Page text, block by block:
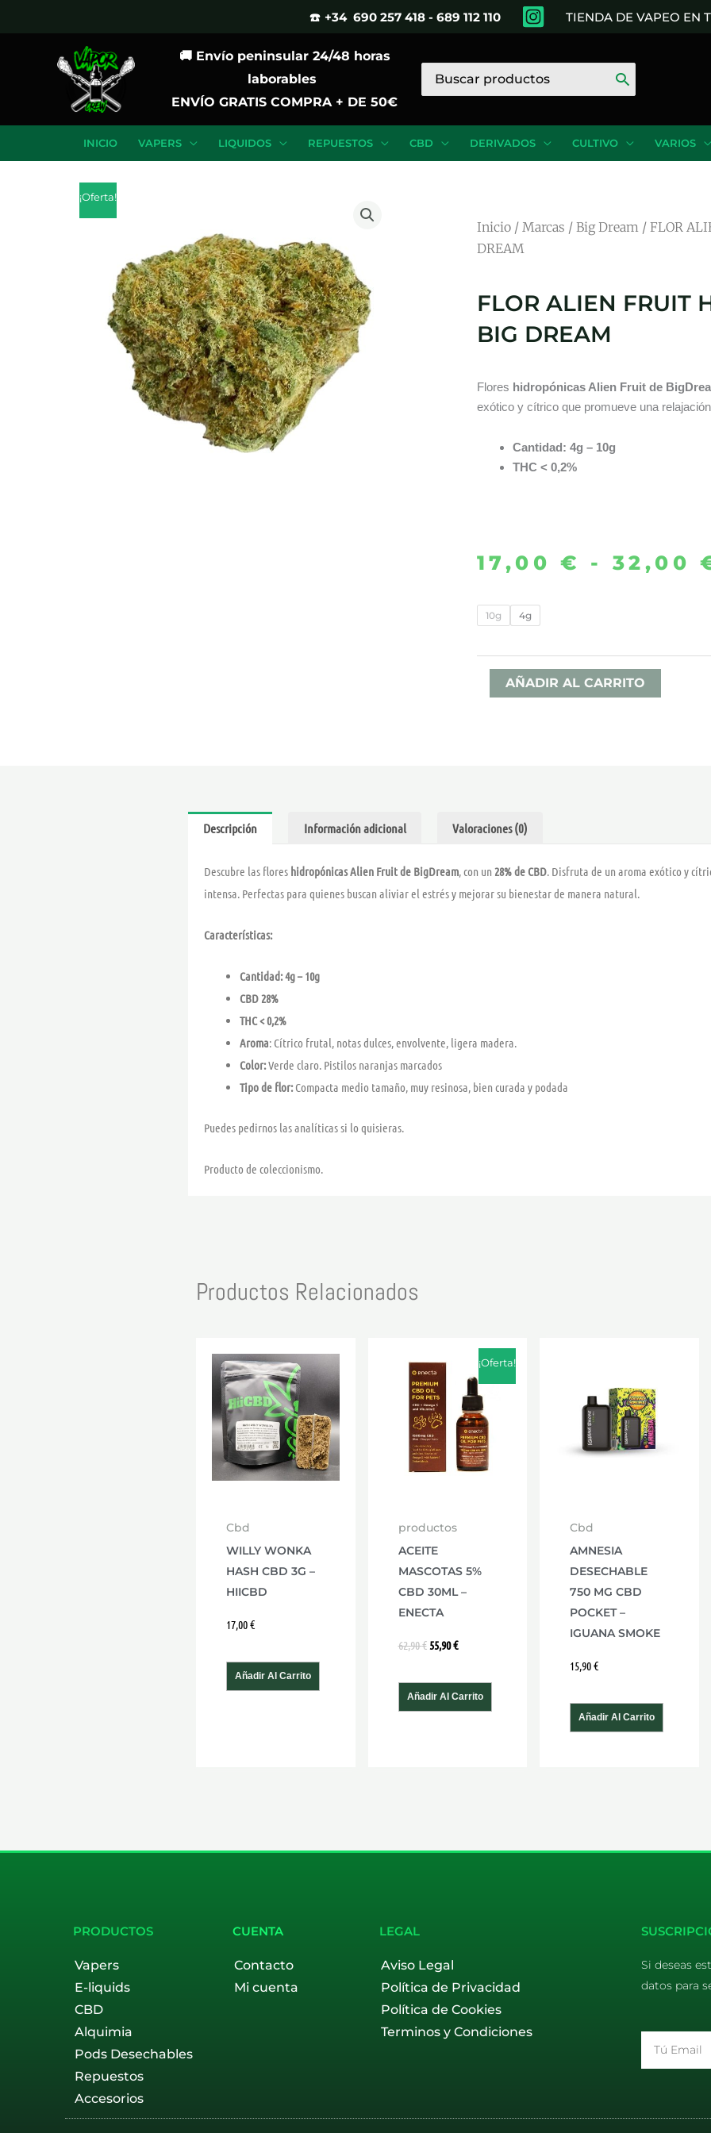
contenido
☎️ +34 690 257 418 - 689 112 110 TIENDA DE VAPEO EN
🚚 Envío peninsular 24/48 horas
laborables
ENVÍO GRATIS COMPRA + DE 50€
Buscar
por:
INICIO VAPERS LIQUIDOS REPUESTOS CBD DERIVADOS CULTIVO VARIOS
¡Oferta!
Inicio / Marcas / Big Dream / FLOR
DREAM
FLOR ALIEN FRUIT
BIG DREAM
Flores hidropónicas Alien Fruit de
exótico y cítrico que promueve una
Cantidad: 4g – 10g
THC < 0,2%
17,00€ - 32,00
10g 4g
FLOR
FRUIT
HYDROAÑADIR AL CARRITO
Descripción Información adicional Valoraciones (0)
Descubre las flores hidropónicas Alien Fruit de BigDream, con un 28% de CBD. Disfruta de un aroma exótico y
intensa. Perfectas para quienes buscan aliviar el estrés y mejorar su bienestar de manera natural.
Características:
Cantidad: 4g – 10g
CBD 28%
THC < 0,2%
Aroma: Cítrico frutal, notas dulces, envolvente, ligera madera.
Color:Verde claro. Pistilos naranjas marcados
Tipo de flor:Compacta medio tamaño, muy resinosa, bien curada y podada
Puedes pedirnos las analíticas si lo quisieras.
Producto de coleccionismo.
Productos Relacionados
Cbd
WILLY WONKA
HASH CBD 3G –
HIICBD
17,00€
Añadir Al Carrito
¡Oferta!
productos
ACEITE
MASCOTAS 5%
CBD 30ML –
ENECTA
62,90€
precio
original
era:
62,90 €.
55,90€
precio
actual
55,90 €.
Añadir Al Carrito
Cbd
AMNESIA
DESECHABLE
750 MG CBD
POCKET –
IGUANA SMOKE
15,90€
Añadir Al Carrito
PRODUCTOS
Vapers
E-liquids
CBD
Alquimia
Pods Desechables
Repuestos
Accesorios
CUENTA
Contacto
Mi cuenta
LEGAL
Aviso Legal
Política de Privacidad
Política de Cookies
Terminos y Condiciones
Si deseas
datos para